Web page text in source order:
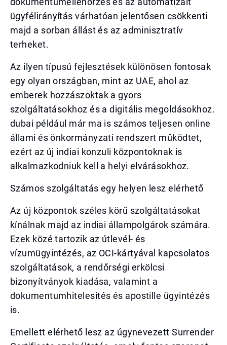
ügyfélirányítás várhatóan jelentősen csökkenti
majd a sorban állást és az adminisztratív
terheket.
Az ilyen típusú fejlesztések különösen fontosak
egy olyan országban, mint az UAE, ahol az
emberek hozzászoktak a gyors
szolgáltatásokhoz és a digitális megoldásokhoz.
dubai például már ma is számos teljesen online
állami és önkormányzati rendszert működtet,
ezért az új indiai konzuli központoknak is
alkalmazkodniuk kell a helyi elvárásokhoz.
Számos szolgáltatás egy helyen lesz elérhető
Az új központok széles körű szolgáltatásokat
kínálnak majd az indiai állampolgárok számára.
Ezek közé tartozik az útlevél- és
vízumügyintézés, az OCI-kártyával kapcsolatos
szolgáltatások, a rendőrségi erkölcsi
bizonyítványok kiadása, valamint a
dokumentumhitelesítés és apostille ügyintézés
is.
Emellett elérhető lesz az úgynevezett Surrender